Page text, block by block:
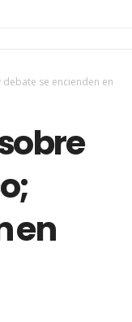
se encienden en
en